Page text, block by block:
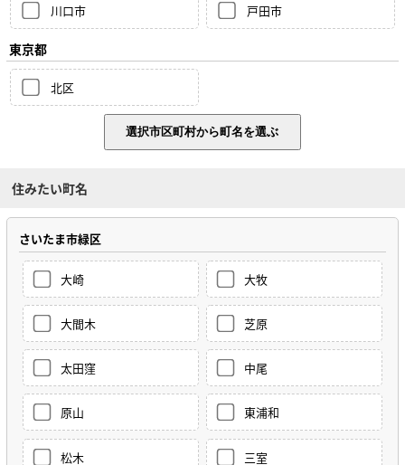
川口市 戸田市
東京都
北区
住みたい町名
さいたま市緑区
大崎 大牧
大間木 芝原
太田窪 中尾
原山 東浦和
松木 三室